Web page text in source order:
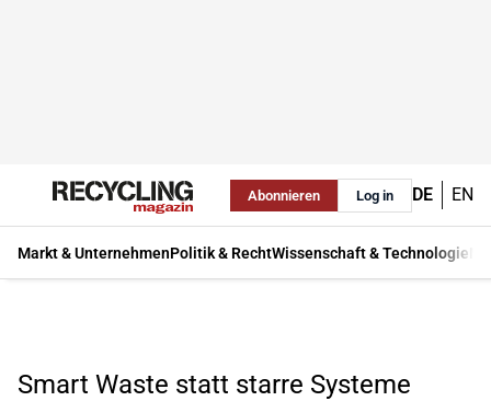
Abonnieren Log in DE EN
Markt & UnternehmenPolitik & RechtWissenschaft & Technologie
Smart Waste statt starre Systeme